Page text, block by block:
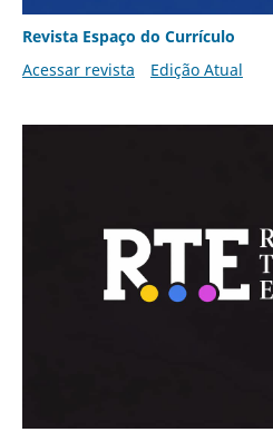
Revista Espaço do Currículo
Acessar revista
Edição Atual